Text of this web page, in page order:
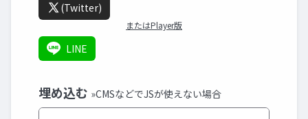
(Twitter)
またはPlayer版
LINE
埋め込む »CMSなどでJSが使えない場合